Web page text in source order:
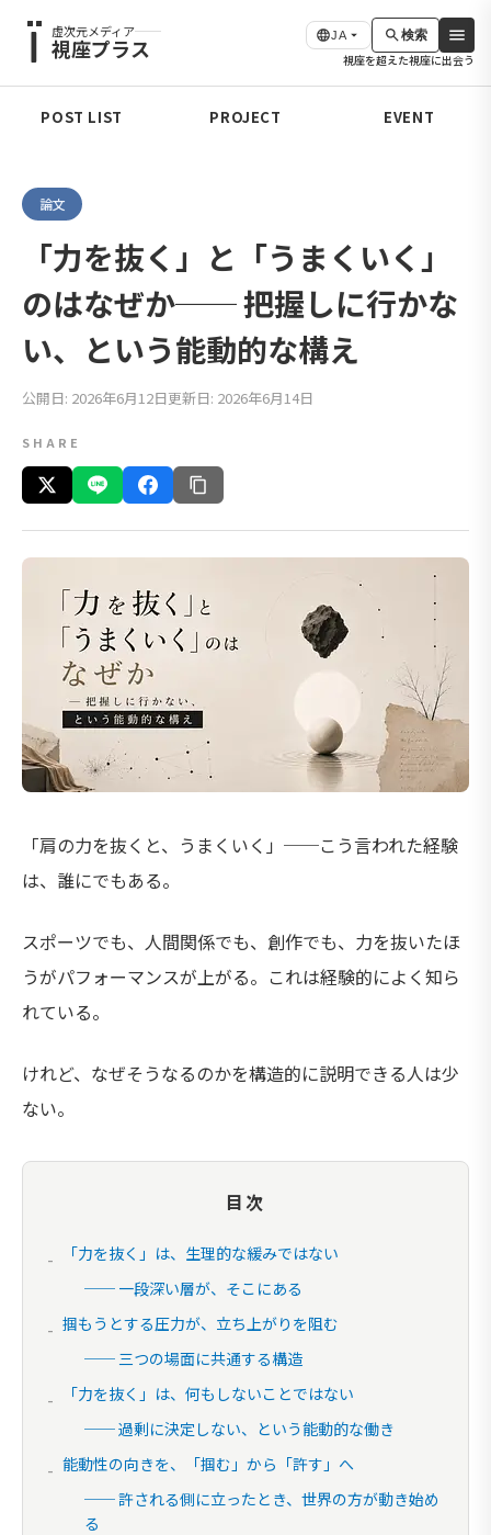
虚次元メディア
視座プラス JA 検索
視座を超えた視座に出会う
POST LIST PROJECT EVENT
論文
「力を抜く」と「うまくいく」
のはなぜか── 把握しに行かな
い、という能動的な構え
公開日: 2026年6月12日更新日: 2026年6月14日
SHARE
「肩の力を抜くと、うまくいく」──こう言われた経験
は、誰にでもある。
スポーツでも、人間関係でも、創作でも、力を抜いたほ
うがパフォーマンスが上がる。これは経験的によく知ら
れている。
けれど、なぜそうなるのかを構造的に説明できる人は少
ない。
目次
「力を抜く」は、生理的な緩みではない
── 一段深い層が、そこにある
掴もうとする圧力が、立ち上がりを阻む
── 三つの場面に共通する構造
「力を抜く」は、何もしないことではない
── 過剰に決定しない、という能動的な働き
能動性の向きを、「掴む」から「許す」へ
── 許される側に立ったとき、世界の方が動き始め
る